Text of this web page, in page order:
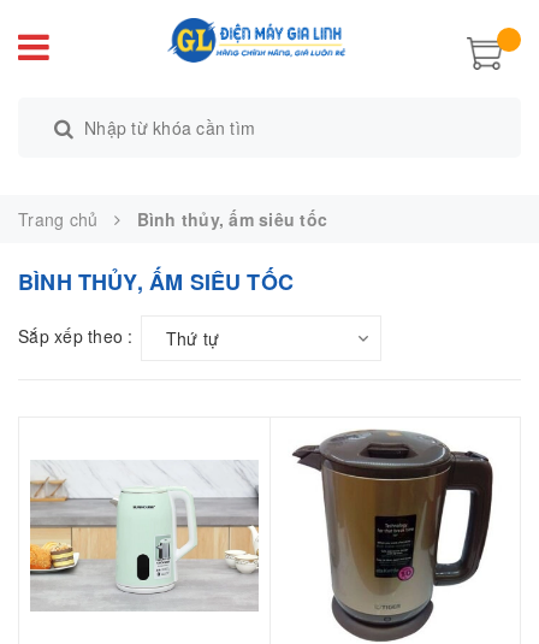
Trang chủ Bình thủy, ấm siêu tốc
BÌNH THỦY, ẤM SIÊU TỐC
Sắp xếp theo : Thứ tự